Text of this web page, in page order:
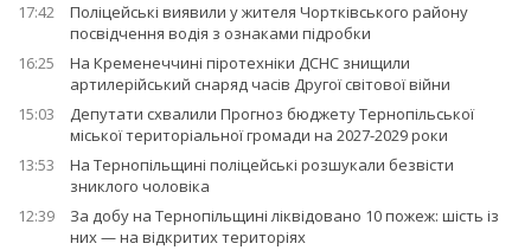
17:42
Поліцейські виявили у жителя Чортківського району
посвідчення водія з ознаками підробки
16:25
На Кременеччині піротехніки ДСНС знищили
артилерійський снаряд часів Другої світової війни
15:03
Депутати схвалили Прогноз бюджету Тернопільської
міської територіальної громади на 2027-2029 роки
13:53
На Тернопільщині поліцейські розшукали безвісти
зниклого чоловіка
12:39
За добу на Тернопільщині ліквідовано 10 пожеж: шість із
них — на відкритих територіях